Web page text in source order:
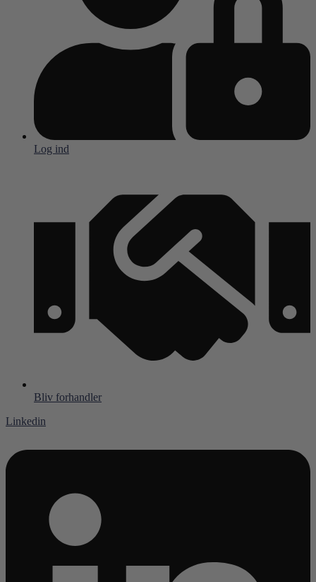
Log ind
Bliv forhandler
Linkedin